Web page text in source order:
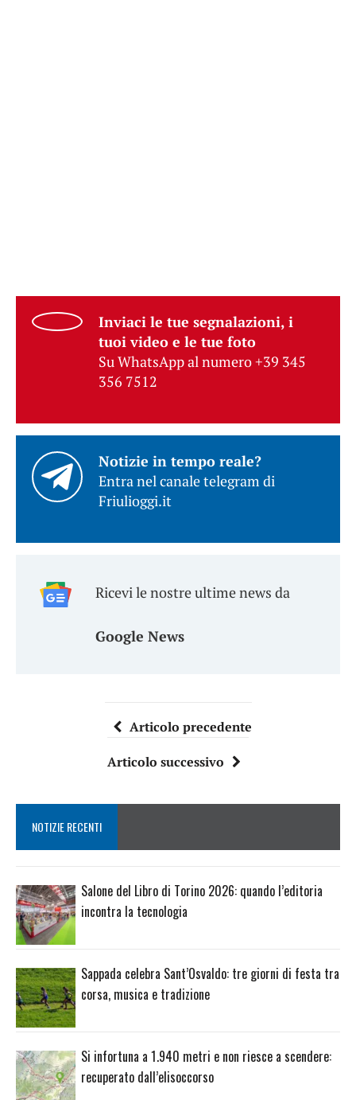
Inviaci le tue segnalazioni, i
tuoi video e le tue foto
Su WhatsApp al numero +39 345
356 7512
Notizie in tempo reale?
Entra nel canale telegram di
Friulioggi.it
Ricevi le nostre ultime news da
Google News
Articolo precedente
Articolo successivo
NOTIZIE RECENTI
Salone del Libro di Torino 2026: quando l’editoria
incontra la tecnologia
Sappada celebra Sant’Osvaldo: tre giorni di festa tra
corsa, musica e tradizione
Si infortuna a 1.940 metri e non riesce a scendere:
recuperato dall’elisoccorso